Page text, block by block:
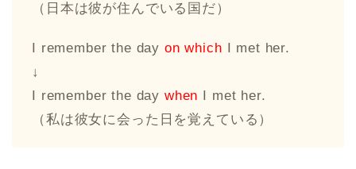
（日本は彼が住んでいる国だ）
I remember the day on which I met her.
↓
I remember the day when I met her.
（私は彼女に会った日を覚えている）